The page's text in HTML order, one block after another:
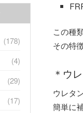
この種
その特
＊ウ
ウレタ
簡単に
(178)
(4)
(29)
(17)